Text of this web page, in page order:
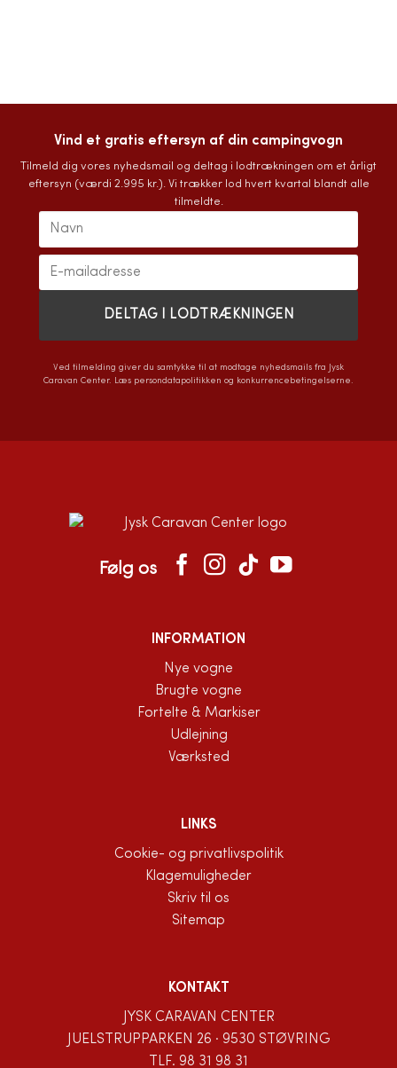
Vind et gratis eftersyn af din campingvogn
Tilmeld dig vores nyhedsmail og deltag i lodtrækningen om et årligt
eftersyn (værdi 2.995 kr.). Vi trækker lod hvert kvartal blandt alle
tilmeldte.
Ved tilmelding giver du samtykke til at modtage nyhedsmails fra Jysk
Caravan Center. Læs persondatapolitikken og konkurrencebetingelserne.
Følg os
INFORMATION
Nye vogne
Brugte vogne
Fortelte & Markiser
Udlejning
Værksted
LINKS
Cookie- og privatlivspolitik
Klagemuligheder
Skriv til os
Sitemap
KONTAKT
JYSK CARAVAN CENTER
JUELSTRUPPARKEN 26 · 9530 STØVRING
TLF. 98 31 98 31